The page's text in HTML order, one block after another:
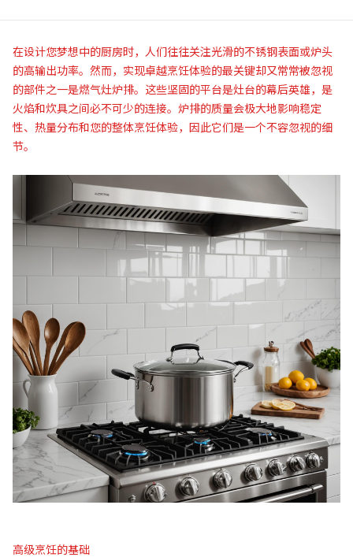
在设计您梦想中的厨房时，人们往往关注光滑的不锈钢表面或炉头
的高输出功率。然而，实现卓越烹饪体验的最关键却又常常被忽视
的部件之一是燃气灶炉排。这些坚固的平台是灶台的幕后英雄，是
火焰和炊具之间必不可少的连接。炉排的质量会极大地影响稳定
性、热量分布和您的整体烹饪体验，因此它们是一个不容忽视的细
节。
高级烹饪的基础